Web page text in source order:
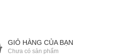
GIỎ HÀNG CỦA BẠN
Chưa có sản phẩm